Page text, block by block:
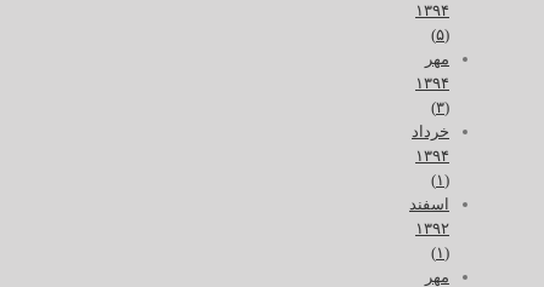
۱۳۹۴
(۵)
مهر
۱۳۹۴
(۳)
خرداد
۱۳۹۴
(۱)
اسفند
۱۳۹۲
(۱)
مهر